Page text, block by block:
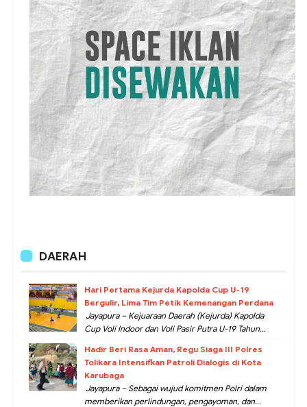
DAERAH
Hari Pertama Kejurda Kapolda Cup U-19
Bergulir, Lima Tim Petik Kemenangan Perdana
Jayapura – Kejuaraan Daerah (Kejurda) Kapolda
Cup Voli Indoor dan Voli Pasir Putra U-19 Tahun...
Hadir Beri Rasa Aman, Regu Siaga III Polres
Tolikara Intensifkan Patroli Dialogis di Kota
Karubaga
Jayapura – Sebagai wujud komitmen Polri dalam
memberikan perlindungan, pengayoman, dan...